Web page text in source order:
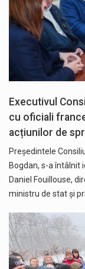
Executivul
cu oficiali
acțiunilor de
Președintele
Bogdan, s-a întâlnit
Daniel Fouillouse,
ministru de stat și